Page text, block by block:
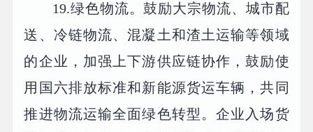
19.绿色物流。鼓励大宗物流、城市配
送、冷链物流、混凝土和渣土运输等领域
的企业，加强上下游供应链协作，鼓励使
用国六排放标准和新能源货运车辆，共同
推进物流运输全面绿色转型。企业入场货